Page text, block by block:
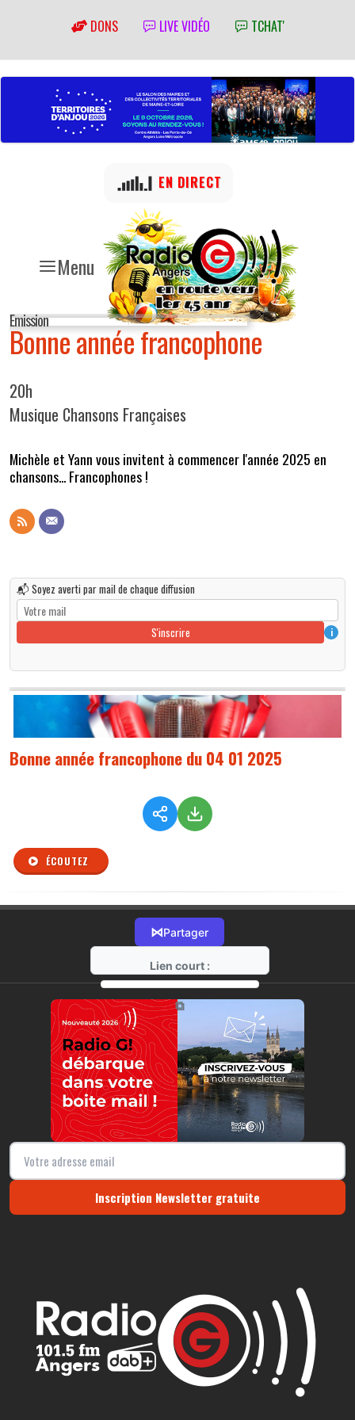
DONS LIVE VIDÉO TCHAT'
Menu
EN DIRECT
Emission
Bonne année francophone
20h
Musique Chansons Françaises
Michèle et Yann vous invitent à commencer l'année 2025 en
chansons... Francophones !
📬 Soyez averti par mail de chaque diffusion
S'inscrire i
Bonne année francophone du 04 01 2025
ÉCOUTEZ
⋈Partager
Lien court :
https://radio-g.fr?r423
⧉
Inscription Newsletter gratuite